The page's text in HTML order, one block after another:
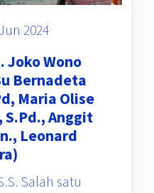
2024
Joko Wono
Bernadeta
Maria Olise
S.Pd., Anggit
Leonard
Salah satu